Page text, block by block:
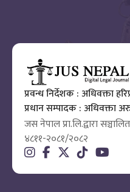
प्रवन्ध निर्देशक : अधिवक्ता
प्रधान सम्पादक : अधिवक्ता
जस नेपाल प्रा.लि.द्वारा
४८११-२०८१/२०८२